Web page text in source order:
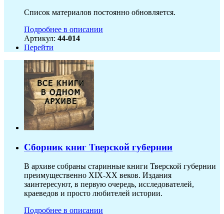
Список материалов постоянно обновляется.
Подробнее в описании
Артикул: 44-014
Перейти
Сборник книг Тверской губернии
В архиве собраны старинные книги Тверской губернии
преимущественно XIX-ХХ веков. Издания
заинтересуют, в первую очередь, исследователей,
краеведов и просто любителей истории.
Подробнее в описании